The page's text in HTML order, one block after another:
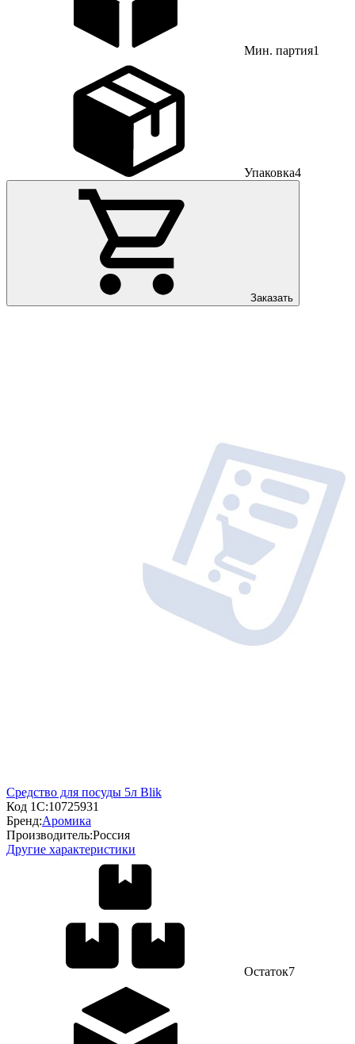
Мин. партия1
Упаковка4
Заказать
Средство для посуды 5л Blik
Код 1С:10725931
Бренд:Аромика
Производитель:Россия
Другие характеристики
Остаток7